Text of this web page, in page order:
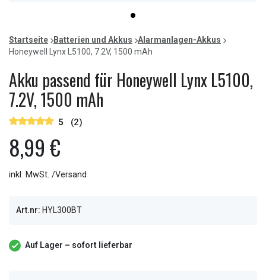
item
0
of
1
Startseite Batterien und Akkus
Alarmanlagen-Akkus
Honeywell Lynx L5100, 7.2V, 1500 mAh
Akku passend für Honeywell Lynx L5100,
7.2V, 1500 mAh
5 (2)
8,99 €
inkl. MwSt. /Versand
Art.nr: HYL300BT
Auf Lager – sofort lieferbar